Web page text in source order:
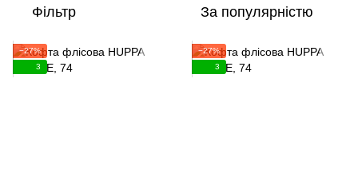
Фільтр За популярністю
−27%
3
−27%
3